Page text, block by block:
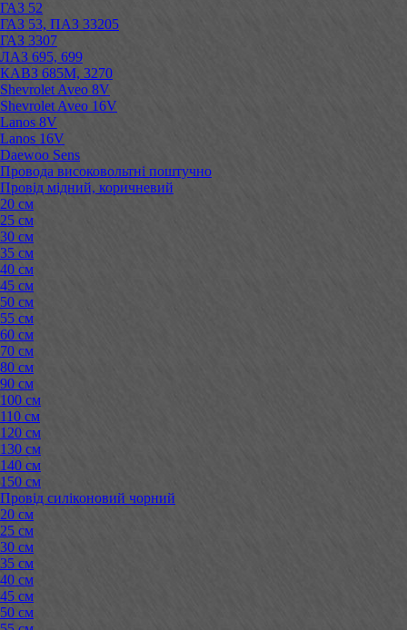
ГАЗ 52
ГАЗ 53, ПАЗ 33205
ГАЗ 3307
ЛАЗ 695, 699
КАВЗ 685М, 3270
Shevrolet Aveo 8V
Shevrolet Aveo 16V
Lanos 8V
Lanos 16V
Daewoo Sens
Провода високовольтні поштучно
Провід мідний, коричневий
20 см
25 см
30 см
35 см
40 см
45 см
50 см
55 см
60 см
70 см
80 см
90 см
100 см
110 см
120 см
130 см
140 см
150 см
Провід силіконовий чорний
20 см
25 см
30 см
35 см
40 см
45 см
50 см